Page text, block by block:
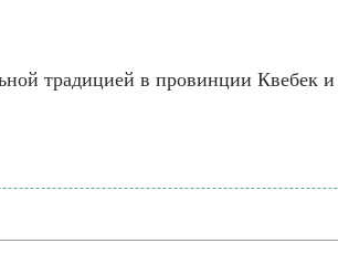
традицией в провинции Квебек